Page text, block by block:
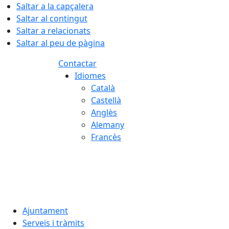
Saltar a la capçalera
Saltar al contingut
Saltar a relacionats
Saltar al peu de pàgina
Contactar
Idiomes
Català
Castellà
Anglès
Alemany
Francès
Ajuntament
Serveis i tràmits